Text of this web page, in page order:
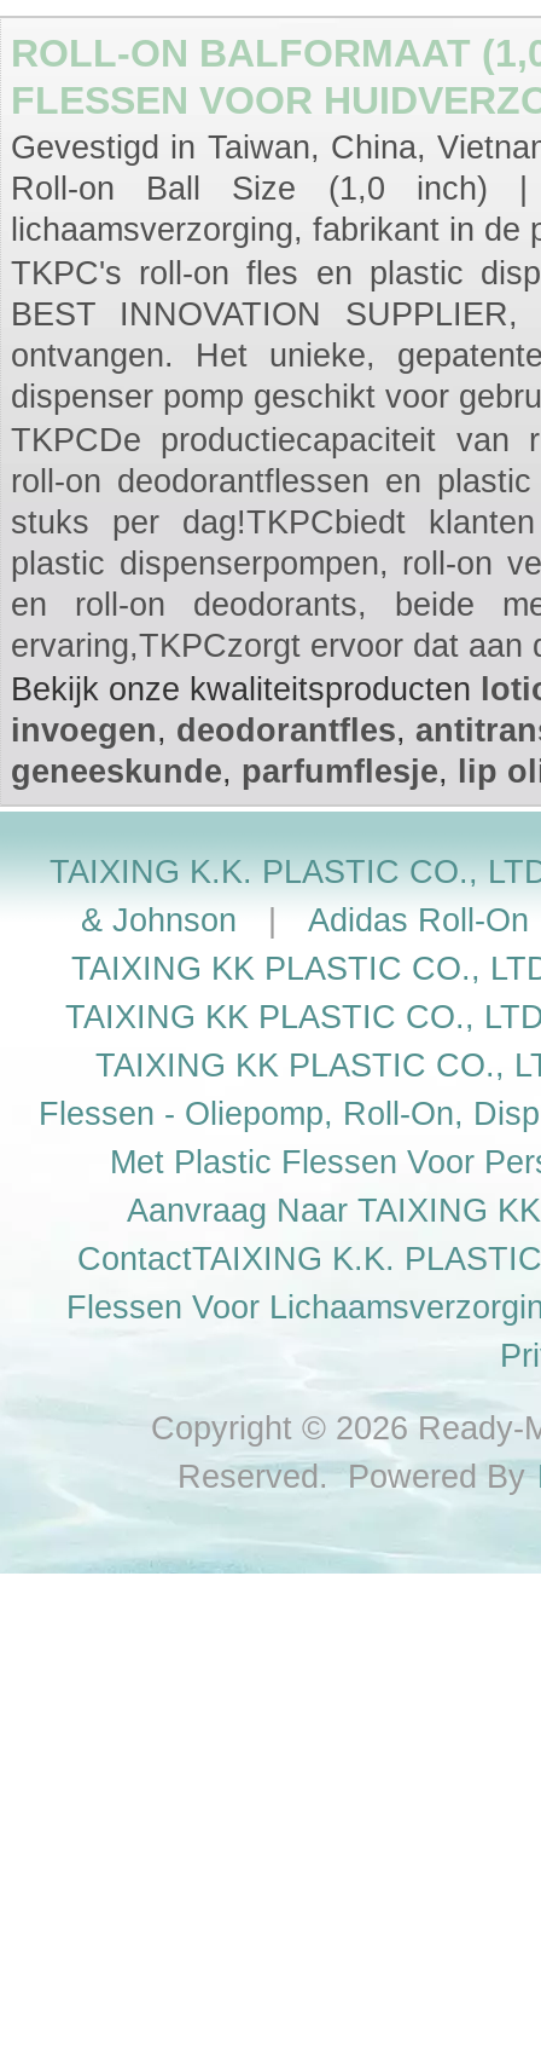
ROLL-ON BALFORMAAT
FLESSEN VOOR
Gevestigd in Taiwan, China,
Roll-on Ball Size (1,0 inch)
lichaamsverzorging, fabrikant in
TKPC's roll-on fles en plastic
BEST INNOVATION
ontvangen. Het unieke,
dispenser pomp geschikt voor
TKPCDe productiecapaciteit van
roll-on deodorantflessen en
stuks per dag!TKPCbiedt
plastic dispenserpompen, roll-on
en roll-on deodorants, beide
ervaring,TKPCzorgt ervoor dat
Bekijk onze kwaliteitsproducten
invoegen, deodorantfles,
geneeskunde, parfumflesje, lip
TAIXING K.K. PLASTIC CO.,
& Johnson
Adidas Roll-
TAIXING KK PLASTIC CO.,
TAIXING KK PLASTIC CO.,
TAIXING KK PLASTIC CO.,
Flessen - Oliepomp, Roll-On,
Met Plastic Flessen Voor
Aanvraag Naar TAIXING
ContactTAIXING K.K.
Flessen Voor
Copyright © 2026 Ready-
Reserved. Powered By